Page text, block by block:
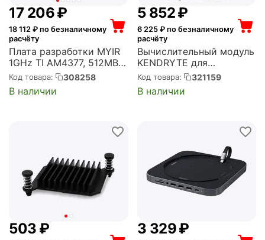
17 206₽
18 112 ₽ по безналичному
расчёту
Плата разработки MYIR
1GHz TI AM4377, 512MB
DDR3, 4GB eMMC (MYD-
C4377-4E512D-100-I-
PRU)
Код товара: 308258
В наличии
5 852₽
6 225₽ по безналичному
расчёту
Вычислительный модуль
KENDRYTE для
разработки с дисплеем,
камерой, разъемом для
модуля WiFi. Питание —
Код товара: 321159
В наличии
‍503‍ ₽ 3 329₽